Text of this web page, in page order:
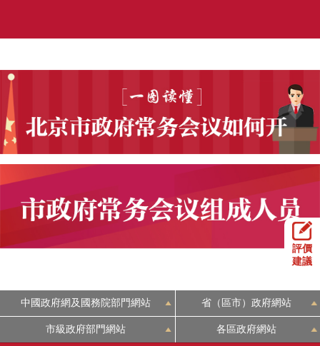
評價
建議
中國政府網及國務院部門網站 省（區市）政府網站
市級政府部門網站 各區政府網站